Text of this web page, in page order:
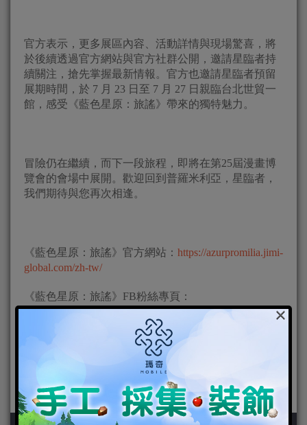
官方表示，更多展區內容、活動詳情與現場驚喜，將
於後續透過官方網站與官方社群公開，邀請星臨者持
續關注，搶先掌握最新情報。官方也邀請星臨者預留
展期時間，於 7 月 23 日至 7 月 27 日親臨台北世貿一
館，感受《藍色星原：旅謠》帶來的獨特魅力。
冒險仍在繼續，而下一段旅程，即將在第25屆漫畫博
覽會的會場中展開。歡迎回到普羅米利亞，星臨者，
我們期待與您再次相逢。
《藍色星原：旅謠》官方網站： https://azurpromilia.jimi-
global.com/zh-tw/
《藍色星原：旅謠》FB粉絲專頁：
https://www.facebook.com/AzurPromiliaTC
《藍色星原：旅謠》官方YouTube：
https://www.youtube.com/@AzurPromiliaTC
×